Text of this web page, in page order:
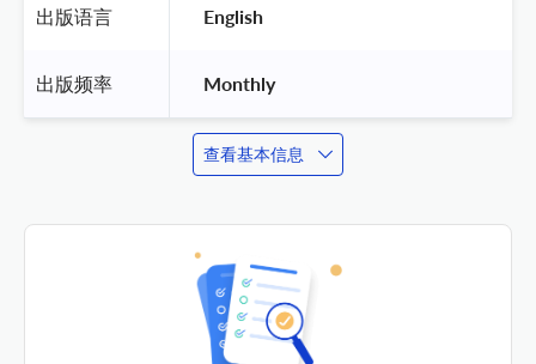
出版语言 English
出版频率 Monthly
查看基本信息